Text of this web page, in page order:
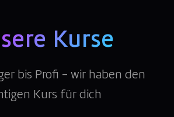
Kurse
bis Profi – wir haben den
Kurs für dich